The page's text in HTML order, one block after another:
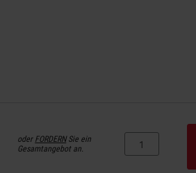
oderFORDERNSie ein
Gesamtangebot an.